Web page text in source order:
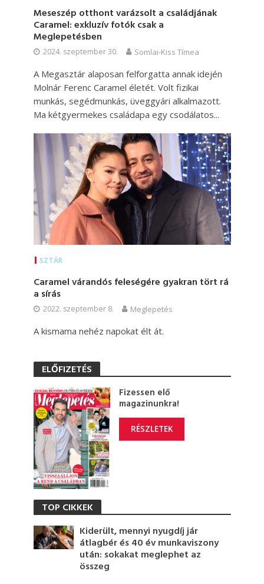
Meseszép otthont varázsolt a családjának
Caramel: exkluzív fotók csak a
Meglepetésben
2024. szeptember 30. Somlai-Kiss Tímea
A Megasztár alaposan felforgatta annak idején
Molnár Ferenc Caramel életét. Volt fizikai
munkás, segédmunkás, üveggyári alkalmazott.
Ma kétgyermekes családapa egy csodálatos...
SZTÁR
Caramel várandós feleségére gyakran tört rá
a sírás
2022. szeptember 8. Meglepetés
A kismama nehéz napokat élt át.
ELŐFIZETÉS
Fizessen elő
magazinunkra!
RÉSZLETEK
TOP CIKKEK
Kiderült, mennyi nyugdíj jár
átlagbér és 40 év munkaviszony
után: sokakat meglephet az
összeg